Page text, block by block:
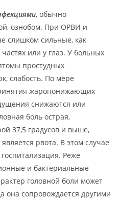
, обычно
ознобом. При ОРВИ и
слишком сильные, как
или у глаз. У больных
простудных
слабость. По мере
жаропонижающих
снижаются или
боль острая,
37,5 градусов и выше,
рвота. В этом случае
Реже
и бактериальные
головной боли может
она сопровождается другими